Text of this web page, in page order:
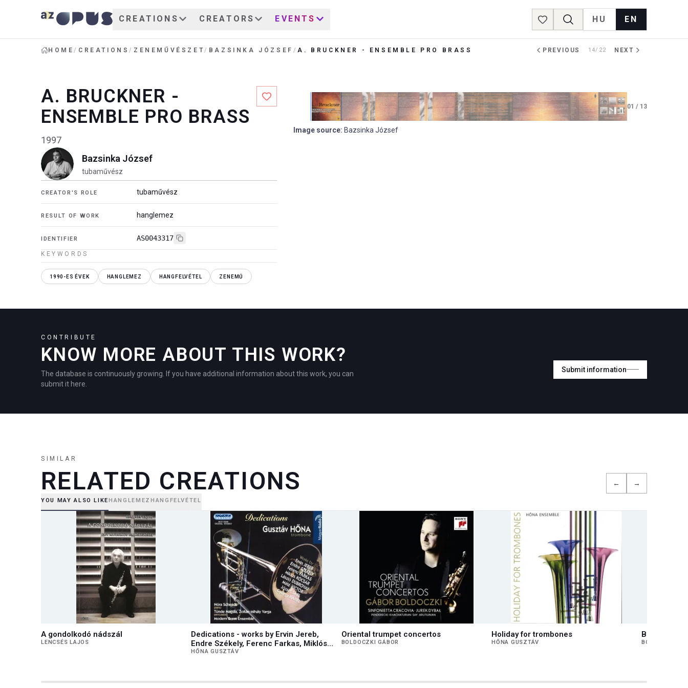
CREATIONS CREATORS EVENTS
Favorites
HU EN
HOME/ CREATIONS/ ZENEMŰVÉSZET/ BAZSINKA JÓZSEF /A. BRUCKNER - ENSEMBLE PRO BRASS PREVIOUS 14/22 NEXT
A. BRUCKNER -
ENSEMBLE PRO BRASS
1997
Bazsinka József
tubaművész
CREATOR'S ROLE tubaművész
RESULT OF WORK hanglemez
IDENTIFIER AS0043317
KEYWORDS
1990-ES ÉVEK HANGLEMEZ HANGFELVÉTEL ZENEMŰ
01 / 13
Image source: Bazsinka József
CONTRIBUTE
KNOW MORE ABOUT THIS WORK?
The database is continuously growing. If you have additional information about this work, you can
submit it here.
Submit information
SIMILAR
RELATED CREATIONS ← →
YOU MAY ALSO LIKEHANGLEMEZ HANGFELVÉTEL
A gondolkodó nádszál
LENCSÉS LAJOS
Dedications - works by Ervin Jereb,
Endre Székely, Ferenc Farkas, Miklós
Kocsár, László Dubrovay, Máté Victor,
HŐNA GUSZTÁV
Oriental trumpet concertos
BOLDOCZKI GÁBOR
Holiday for trombones
HŐNA GUSZTÁV
Bach
BOLDOCZKI